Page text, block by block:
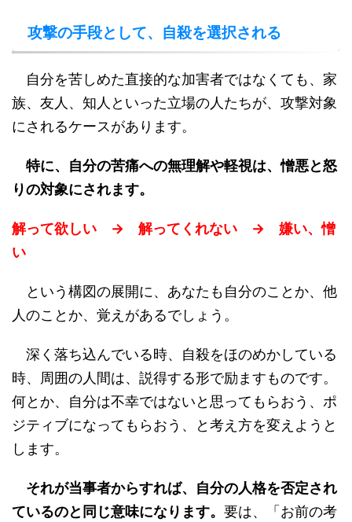
攻撃の手段として、自殺を選択される
自分を苦しめた直接的な加害者ではなくても、家
族、友人、知人といった立場の人たちが、攻撃対象
にされるケースがあります。
特に、自分の苦痛への無理解や軽視は、憎悪と怒
りの対象にされます。
解って欲しい → 解ってくれない → 嫌い、憎
い
という構図の展開に、あなたも自分のことか、他
人のことか、覚えがあるでしょう。
深く落ち込んでいる時、自殺をほのめかしている
時、周囲の人間は、説得する形で励ますものです。
何とか、自分は不幸ではないと思ってもらおう、ポ
ジティブになってもらおう、と考え方を変えようと
します。
それが当事者からすれば、自分の人格を否定され
ているのと同じ意味になります。 要は、「お前の考